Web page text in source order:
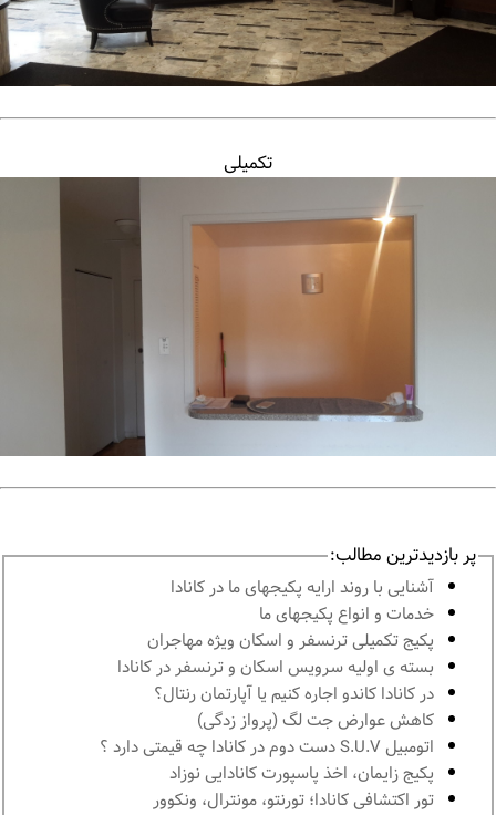
تکمیلی
پر بازدیدترین مطالب:
آشنايى با روند ارايه پكيجهاى ما در كانادا
خدمات و انواع پكيجهاى ما
پكيج تكميلى ترنسفر و اسكان ويژه مهاجران
بسته ی اولیه سرویس اسکان و ترنسفر در کانادا
در كانادا کاندو اجاره كنيم يا آپارتمان رنتال؟
کاهش عوارض جت لگ (پرواز زدگی)
اتومبیل S.U.V دست دوم در كانادا چه قيمتى دارد ؟
پكيج زايمان، اخذ پاسپورت كانادايى نوزاد
تور اكتشافى كانادا؛ تورنتو، مونترال، ونکوور